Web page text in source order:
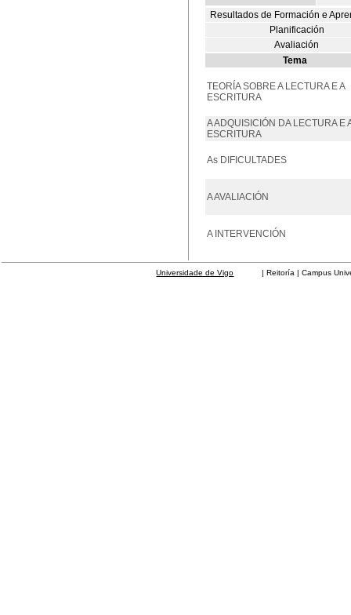
Resultados de Formación e
Planificación
Avaliación
Tema
TEORÍA SOBRE A LECTURA E A
ESCRITURA
A ADQUISICIÓN DA LECTURA E
ESCRITURA
As DIFICULTADES
A AVALIACIÓN
A INTERVENCIÓN
Universidade de Vigo | Reitoría | Campus